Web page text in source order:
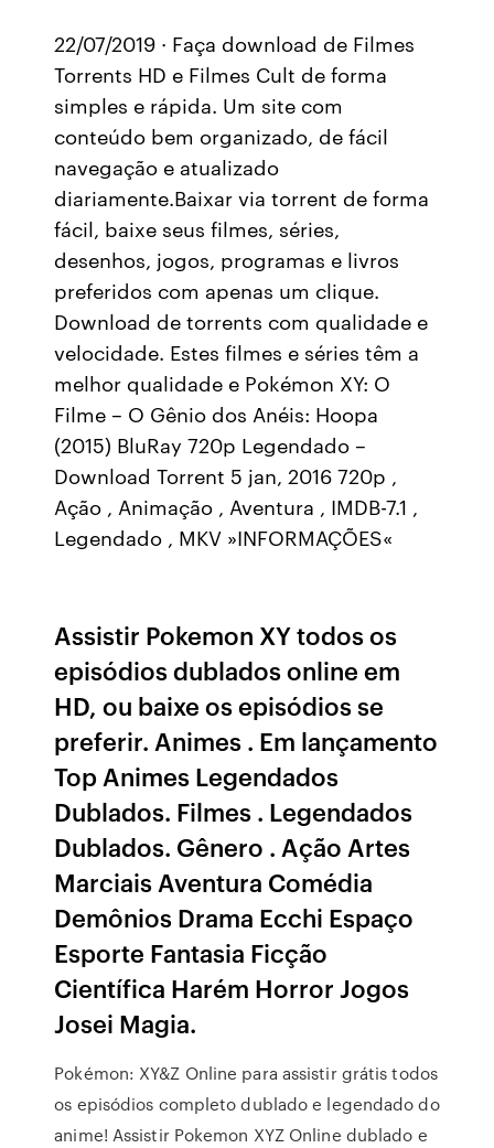
22/07/2019 · Faça download de Filmes
Torrents HD e Filmes Cult de forma
simples e rápida. Um site com
conteúdo bem organizado, de fácil
navegação e atualizado
diariamente.Baixar via torrent de forma
fácil, baixe seus filmes, séries,
desenhos, jogos, programas e livros
preferidos com apenas um clique.
Download de torrents com qualidade e
velocidade. Estes filmes e séries têm a
melhor qualidade e Pokémon XY: O
Filme – O Gênio dos Anéis: Hoopa
(2015) BluRay 720p Legendado –
Download Torrent 5 jan, 2016 720p ,
Ação , Animação , Aventura , IMDB-7.1 ,
Legendado , MKV »INFORMAÇÕES«
Assistir Pokemon XY todos os
episódios dublados online em
HD, ou baixe os episódios se
preferir. Animes . Em lançamento
Top Animes Legendados
Dublados. Filmes . Legendados
Dublados. Gênero . Ação Artes
Marciais Aventura Comédia
Demônios Drama Ecchi Espaço
Esporte Fantasia Ficção
Científica Harém Horror Jogos
Josei Magia.
Pokémon: XY&Z Online para assistir grátis todos
os episódios completo dublado e legendado do
anime! Assistir Pokemon XYZ Online dublado e